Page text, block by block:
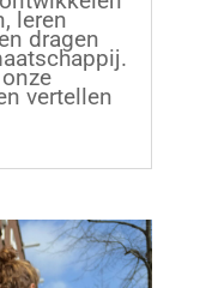
leren
dragen
vertellen